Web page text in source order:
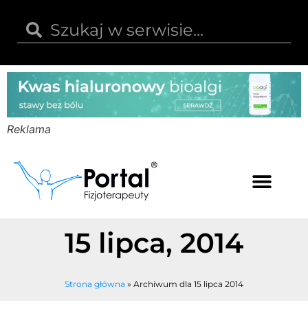
Reklama
15 lipca, 2014
Strona główna » Archiwum dla 15 lipca 2014